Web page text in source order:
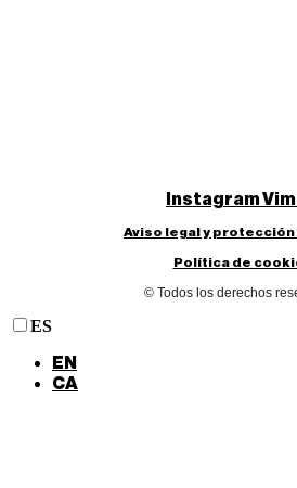
Instagram
Aviso legal y
Política de
© Todos los derechos
ES
EN
CA